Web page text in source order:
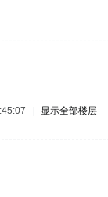
显示全部楼层